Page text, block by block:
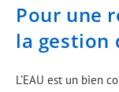
Pour une
la gestion
L’EAU est un bien